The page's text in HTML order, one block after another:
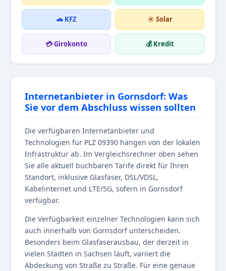
🚗 KFZ ☀️ Solar
💳 Girokonto 💰 Kredit
Internetanbieter in Gornsdorf: Was
Sie vor dem Abschluss wissen sollten
Die verfügbaren Internetanbieter und
Technologien für PLZ 09390 hängen von der lokalen
Infrastruktur ab. Im Vergleichsrechner oben sehen
Sie alle aktuell buchbaren Tarife direkt für Ihren
Standort, inklusive Glasfaser, DSL/VDSL,
Kabelinternet und LTE/5G, sofern in Gornsdorf
verfügbar.
Die Verfügbarkeit einzelner Technologien kann sich
auch innerhalb von Gornsdorf unterscheiden.
Besonders beim Glasfaserausbau, der derzeit in
vielen Städten in Sachsen läuft, variiert die
Abdeckung von Straße zu Straße. Für eine genaue